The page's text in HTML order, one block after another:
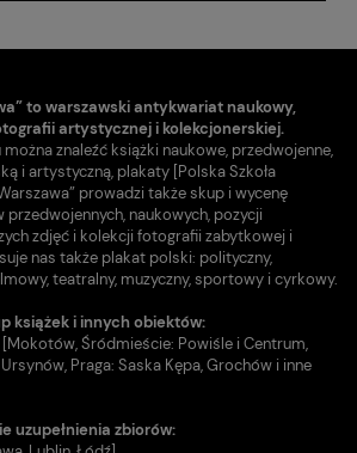
to warszawski antykwariat naukowy,
artystycznej i kolekcjonerskiej.
znaleźć książki naukowe, przedwojenne,
i artystyczną, plakaty [Polska Szkoła
prowadzi także skup i wycenę
naukowych, pozycji
zdjęć i kolekcji fotografii zabytkowej i
nas także plakat polski: polityczny,
teatralny, muzyczny, sportowy i cyrkowy.
książek i innych obiektów:
[Mokotów, Śródmieście: Powiśle i Centrum,
Praga: Saska Kępa, Grochów i inne
uzupełnienia zbiorów: